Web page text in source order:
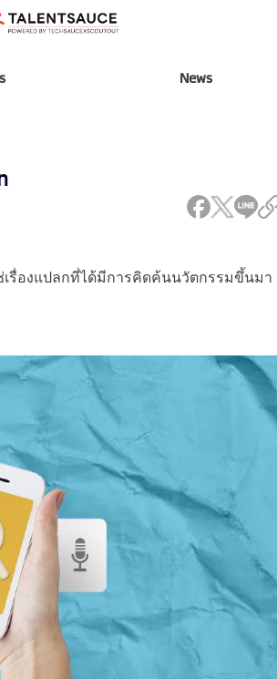
News
เรื่องแปลกที่ได้มีการคิดค้นนวัตกรรมขึ้นมา